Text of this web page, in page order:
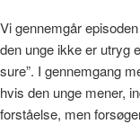
Vi gennemgår
den unge ikke er utryg
sure”. I gennemgang
hvis den unge mener,
forståelse, men